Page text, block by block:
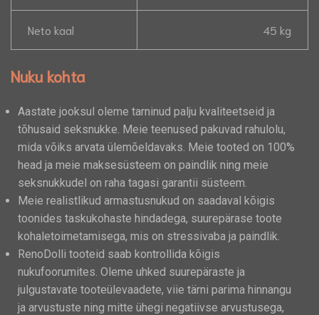
Neto kaal 45 kg
Nuku kohta
Aastate jooksul oleme tarninud palju kvaliteetseid ja
tõhusaid seksnukke. Meie teenused pakuvad rahulolu,
mida võiks arvata ülemõeldavaks. Meie tooted on 100%
head ja meie maksesüsteem on paindlik ning meie
seksnukkudel on raha tagasi garantii süsteem.
Meie realistlikud armastusnukud on saadaval kõigis
toonides taskukohaste hindadega, suurepärase toote
kohaletoimetamisega, mis on stressivaba ja paindlik.
RenoDolli tooteid saab kontrollida kõigis
nukufoorumites. Oleme uhked suurepäraste ja
julgustavate tooteülevaadete, viie tärni parima hinnangu
ja arvustuste ning mitte ühegi negatiivse arvustusega,